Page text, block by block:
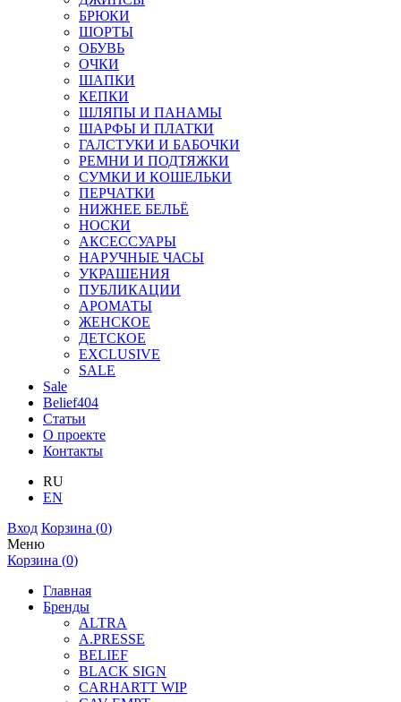
БРЮКИ
ШОРТЫ
ОБУВЬ
ОЧКИ
ШАПКИ
КЕПКИ
ШЛЯПЫ И ПАНАМЫ
ШАРФЫ И ПЛАТКИ
ГАЛСТУКИ И БАБОЧКИ
РЕМНИ И ПОДТЯЖКИ
СУМКИ И КОШЕЛЬКИ
ПЕРЧАТКИ
НИЖНЕЕ БЕЛЬЁ
НОСКИ
АКСЕССУАРЫ
НАРУЧНЫЕ ЧАСЫ
УКРАШЕНИЯ
ПУБЛИКАЦИИ
АРОМАТЫ
ЖЕНСКОЕ
ДЕТСКОЕ
EXCLUSIVE
SALE
Sale
Belief404
Статьи
О проекте
Контакты
RU
EN
Вход Корзина (0)
Меню
Корзина (0)
Главная
Бренды
ALTRA
A.PRESSE
BELIEF
BLACK SIGN
CARHARTT WIP